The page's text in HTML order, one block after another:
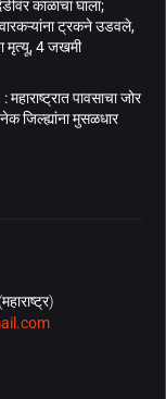
काळाचा घाला;
ट्रकने उडवले,
मृत्यू, 4 जखमी
पावसाचा जोर
जिल्ह्यांना मुसळधार